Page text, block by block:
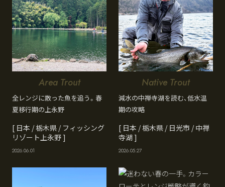
Area Trout
全レンジに散った魚を追う。春
夏移行期の上永野
[ 日本 / 栃木県 / フィッシング
リゾート上永野 ]
2026.06.01
Native Trout
減水の中禅寺湖を読む、低水温
期の攻略
[ 日本 / 栃木県 / 日光市 / 中禅
寺湖 ]
2026.05.27